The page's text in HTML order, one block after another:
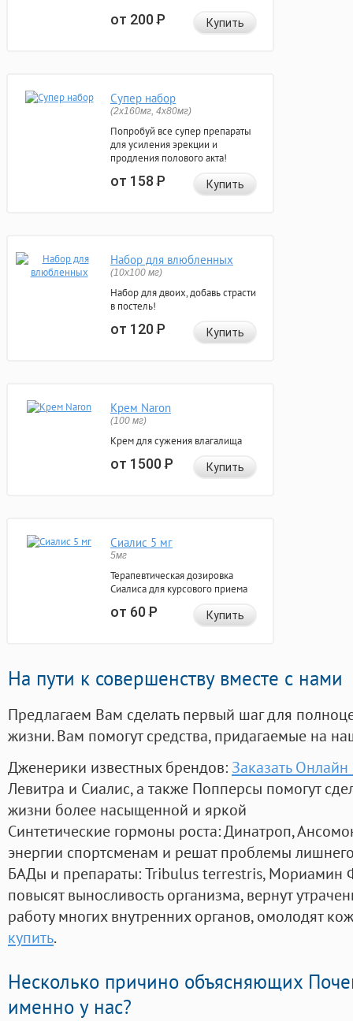
от 200Р Купить
Супер набор
(2х160мг, 4х80мг)
Попробуй все супер препараты
для усиления эрекции и
продления полового акта!
от 158Р Купить
Набор для влюбленных
(10х100 мг)
Набор для двоих, добавь страсти
в постель!
от 120Р Купить
Крем Naron
(100 мг)
Крем для сужения влагалища
от 1500Р Купить
Сиалис 5 мг
5мг
Терапевтическая дозировка
Сиалиса для курсового приема
от 60Р Купить
На пути к совершенству вместе с нами
Предлагаем Вам сделать первый шаг для
жизни. Вам помогут средства, придагаемые на
Дженерики известных брендов: Заказать
Левитра и Сиалис, а также Попперсы помогут
жизни более насыщенной и яркой
Синтетические гормоны роста: Динатроп,
энергии спортсменам и решат проблемы
БАДы и препараты:Tribulus terrestris, Мориамин
повысят выносливость организма, вернут
работу многих внутренних органов, омолодят
купить.
Несколько причино объясняющих
именно у нас?